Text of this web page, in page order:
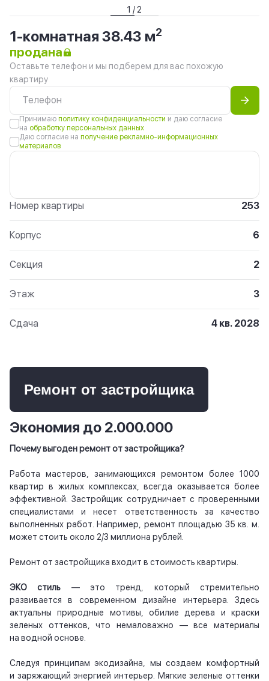
1 / 2
1-комнатная 38.43 м2
продана
Оставьте телефон и мы подберем для вас похожую
квартиру
Принимаю политику конфиденциальности и даю согласие
на обработку персональных данных
Даю согласие на получение рекламно-информационных
материалов
Номер квартиры 253
Корпус 6
Секция 2
Этаж 3
Сдача 4 кв. 2028
Ремонт от застройщика
Экономия до 2.000.000
Почему выгоден ремонт от застройщика?
Работа мастеров, занимающихся ремонтом более 1000
квартир в жилых комплексах, всегда оказывается более
эффективной. Застройщик сотрудничает с проверенными
специалистами и несет ответственность за качество
выполненных работ. Например, ремонт площадью 35 кв. м.
может стоить около 2/3 миллиона рублей.
Ремонт от застройщика входит в стоимость квартиры.
ЭКО стиль — это тренд, который стремительно
развивается в современном дизайне интерьера. Здесь
актуальны природные мотивы, обилие дерева и краски
зеленых оттенков, что немаловажно — все материалы
на водной основе.
Следуя принципам экодизайна, мы создаем комфортный
и заряжающий энергией интерьер. Мягкие зеленые оттенки